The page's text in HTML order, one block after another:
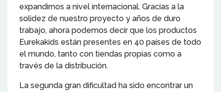
expandirnos a nivel internacional. Gracias a la
solidez de nuestro proyecto y años de duro
trabajo, ahora podemos decir que los productos
Eurekakids están presentes en 40 países de todo
el mundo, tanto con tiendas propias como a
través de la distribución.
La segunda gran dificultad ha sido encontrar un